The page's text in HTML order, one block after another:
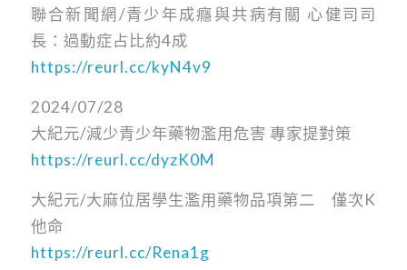
聯合新聞網/青少年成癮與共病有關 心健司司
長：過動症占比約4成
https://reurl.cc/kyN4v9
2024/07/28
大紀元/減少青少年藥物濫用危害 專家提對策
https://reurl.cc/dyzK0M
大紀元/大麻位居學生濫用藥物品項第二 僅次K
他命
https://reurl.cc/Rena1g